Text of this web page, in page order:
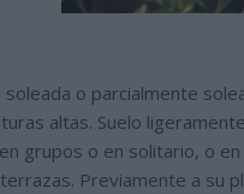
soleada o parcialmente
altas. Suelo
grupos o en solitario, o
Previamente a su